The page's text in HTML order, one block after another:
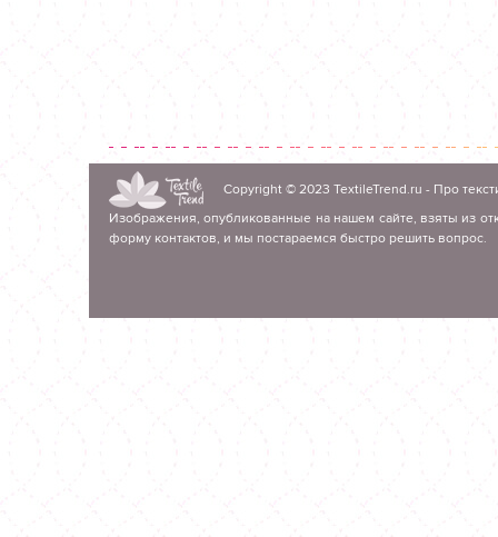
Copyright © 2023 TextileTrend.ru - Про
Изображения, опубликованные на нашем сайте, взяты из
форму контактов, и мы постараемся быстро решить вопрос.